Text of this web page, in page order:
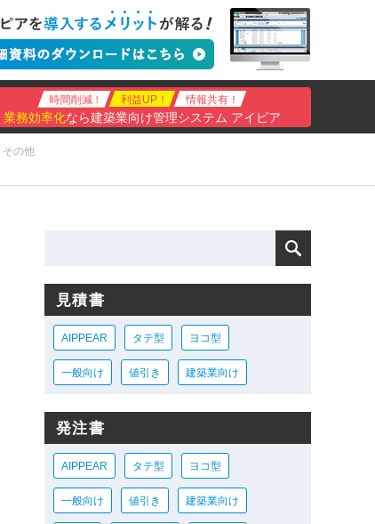
時間削減！ 利益UP！ 情報共有！
業務効率化なら建築業向け管理システム アイピア
その他
見積書
AIPPEAR タテ型 ヨコ型
一般向け 値引き 建築業向け
発注書
AIPPEAR タテ型 ヨコ型
一般向け 値引き 建築業向け